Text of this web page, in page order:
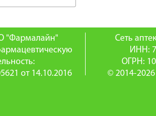
"Фармалайн"
от 14.10.2016
Сеть
ИНН:
ОГРН:
© 2014-